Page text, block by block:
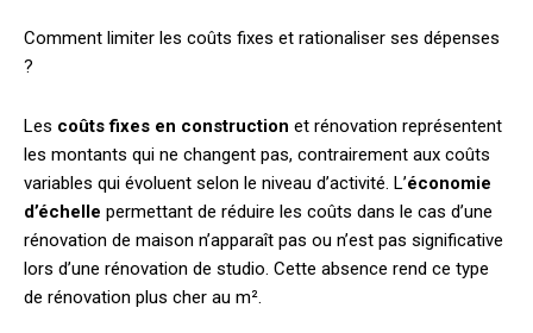
Comment limiter les coûts fixes et rationaliser ses dépenses
?
Les coûts fixes en construction et rénovation représentent
les montants qui ne changent pas, contrairement aux coûts
variables qui évoluent selon le niveau d’activité. L’économie
d’échelle permettant de réduire les coûts dans le cas d’une
rénovation de maison n’apparaît pas ou n’est pas significative
lors d’une rénovation de studio. Cette absence rend ce type
de rénovation plus cher au m².